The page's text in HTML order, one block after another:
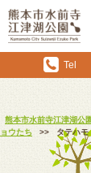
Tel
熊本市水前寺江津湖公
ョウたち
>> タテハモ